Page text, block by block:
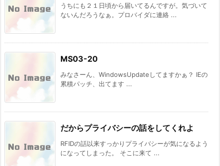
うちにも２１日頃から届いてるんですが。気づいて
ないんだろうなぁ。プロバイダに連絡 ...
MS03-20
みなさーん、WindowsUpdateしてますかぁ？ IEの
累積パッチ、出てます ...
だからプライバシーの話をしてくれよ
RFIDの話以来すっかりプライバシーが気になるよう
になってしまった。 そこに来て ...